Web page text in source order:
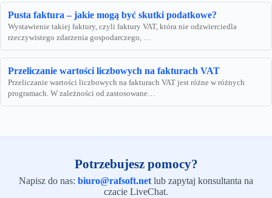
Pusta faktura – jakie mogą być skutki podatkowe?
Wystawienie takiej faktury, czyli faktury VAT, która nie odzwierciedla
rzeczywistego zdarzenia gospodarczego, …
Przeliczanie wartości liczbowych na fakturach VAT
Przeliczanie wartości liczbowych na fakturach VAT jest różne w różnych
programach. W zależności od zastosowane…
Potrzebujesz pomocy?
Napisz do nas: biuro@rafsoft.net lub zapytaj konsultanta na
czacie LiveChat.